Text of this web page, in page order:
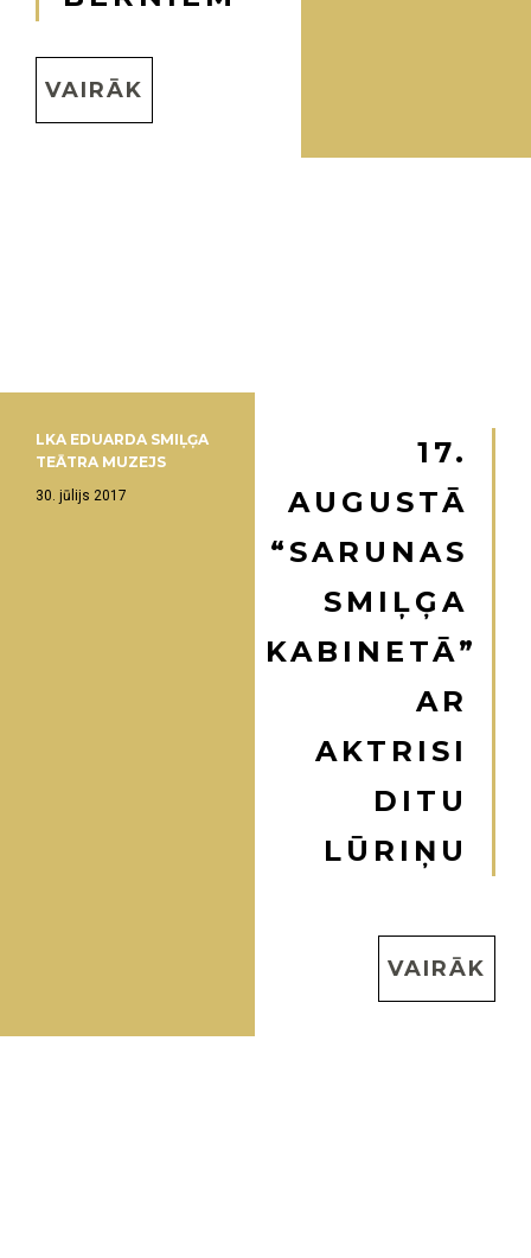
VAIRĀK
LKA EDUARDA SMIĻĢA
TEĀTRA MUZEJS
30. jūlijs 2017
17.
AUGUSTĀ
“SARUNAS
SMIĻĢA
KABINETĀ”
AR
AKTRISI
DITU
LŪRIŅU
VAIRĀK